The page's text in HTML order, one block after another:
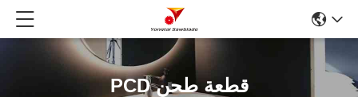
قطعة طحن PCD